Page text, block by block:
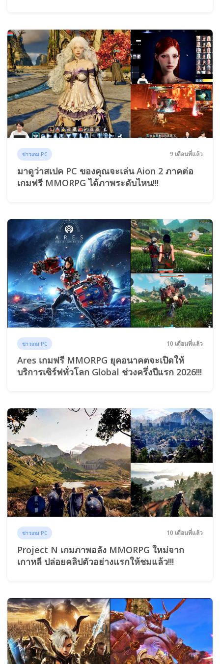
ข่าวเกม PC 9 เดือนที่แล้ว
มาดูว่าสเปค PC ของคุณจะเล่น Aion 2 ภาคต่อ
เกมฟรี MMORPG ได้ภาพระดับไหน!!!
ข่าวเกม PC 10 เดือนที่แล้ว
Ares เกมฟรี MMORPG ยุคอนาคตจะเปิดให้
บริการเซิร์ฟทั่วโลก Global ช่วงครึ่งปีแรก 2026!!!
ข่าวเกม PC 10 เดือนที่แล้ว
Project N เกมภาพอลัง MMORPG ใหม่จาก
เกาหลี ปล่อยคลิปตัวอย่างแรกให้ชมแล้ว!!!